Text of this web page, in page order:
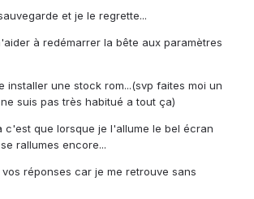
et je le regrette...
à redémarrer la bête aux paramètres
installer une stock rom...(svp faites moi un
suis pas très habitué a tout ça)
c'est que lorsque je l'allume le bel écran
rallumes encore...
réponses car je me retrouve sans